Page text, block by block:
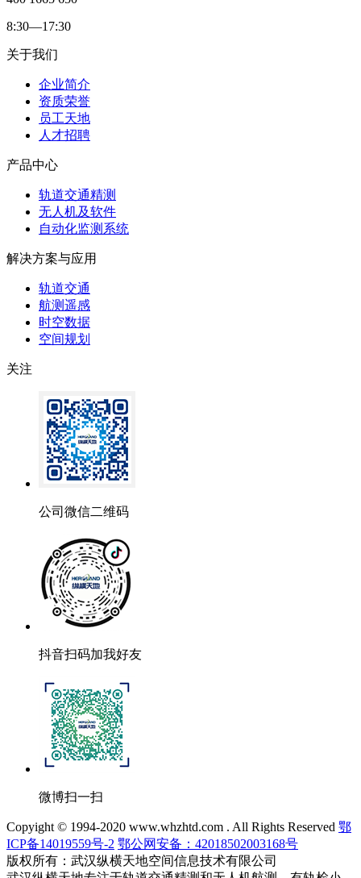
8:30—17:30
关于我们
企业简介
资质荣誉
员工天地
人才招聘
产品中心
轨道交通精测
无人机及软件
自动化监测系统
解决方案与应用
轨道交通
航测遥感
时空数据
空间规划
关注
公司微信二维码
抖音扫码加我好友
微博扫一扫
Copyight © 1994-2020 www.whzhtd.com . All Rights Reserved 鄂
ICP备14019559号-2 鄂公网安备：42018502003168号
版权所有：武汉纵横天地空间信息技术有限公司